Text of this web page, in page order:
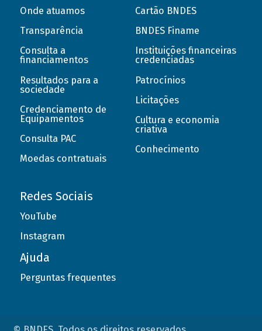
Onde atuamos
Transparência
Consulta a
financiamentos
Resultados para a
sociedade
Credenciamento de
Equipamentos
Consulta PAC
Moedas contratuais
Cartão BNDES
BNDES Finame
Instituições financeiras
credenciadas
Patrocínios
Licitações
Cultura e economia
criativa
Conhecimento
Redes Sociais
YouTube
Instagram
Ajuda
Perguntas frequentes